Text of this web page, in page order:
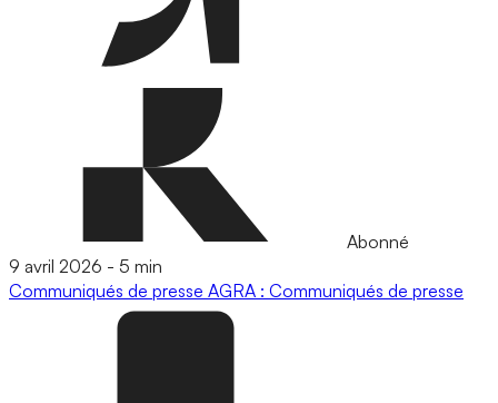
Abonné
9 avril 2026 - 5 min
Communiqués de presse AGRA : Communiqués de presse